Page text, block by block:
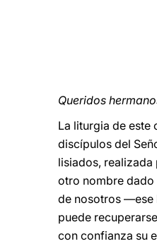
Queridos
La liturgia de este
discípulos del
lisiados, realizada
otro nombre dado
de nosotros —ese
puede
con confianza su